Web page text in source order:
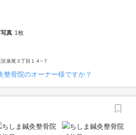
写真 1枚
泉尾３丁目１４−７
整骨院のオーナー様ですか？